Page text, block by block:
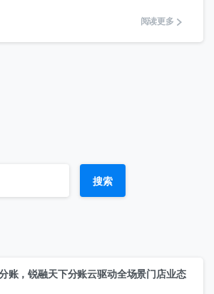
阅读更多
搜索
账，锐融天下分账云驱动全场景门店业态